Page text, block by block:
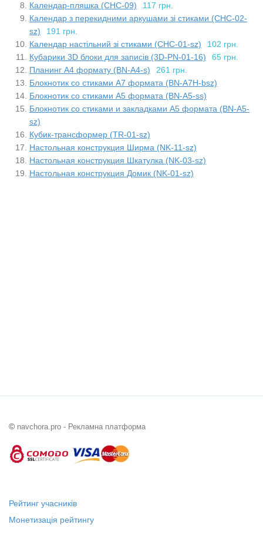
Календар-пляшка (CHC-09)
117 грн.
Календар з перекидними аркушами зі стиками (CHC-02-
sz)
191 грн.
Календар настільний зі стиками (CHC-01-sz)
102 грн.
Кубарики 3D блоки для записів (3D-PN-01-16)
65 грн.
Планинг А4 формату (BN-A4-s)
261 грн.
Блокнотик со стиками А7 формата (BN-A7H-bsz)
Блокнотик со стиками А5 формата (BN-A5-ss)
Блокнотик со стиками и закладками А5 формата (BN-A5-
sz)
Кубик-трансформер (TR-01-sz)
Настольная конструкция Ширма (NK-11-sz)
Настольная конструкция Шкатулка (NK-03-sz)
Настольная конструкция Домик (NK-01-sz)
© navchora.pro - Рекламна платформа
Рейтинг учасників
Монетизація рейтингу